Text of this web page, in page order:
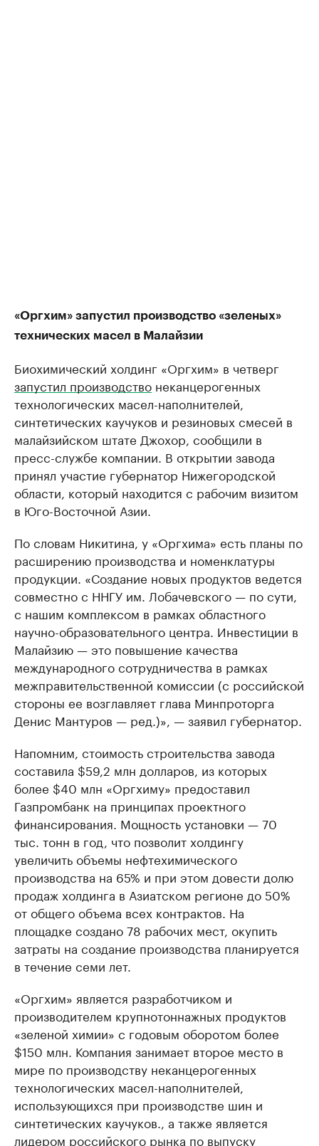
«Оргхим» запустил производство «зеленых»
технических масел в Малайзии
Биохимический холдинг «Оргхим» в четверг
запустил производство неканцерогенных
технологических масел-наполнителей,
синтетических каучуков и резиновых смесей в
малайзийском штате Джохор, сообщили в
пресс-службе компании. В открытии завода
принял участие губернатор Нижегородской
области, который находится с рабочим визитом
в Юго-Восточной Азии.
По словам Никитина, у «Оргхима» есть планы по
расширению производства и номенклатуры
продукции. «Создание новых продуктов ведется
совместно с ННГУ им. Лобачевского — по сути,
с нашим комплексом в рамках областного
научно-образовательного центра. Инвестиции в
Малайзию — это повышение качества
международного сотрудничества в рамках
межправительственной комиссии (с российской
стороны ее возглавляет глава Минпроторга
Денис Мантуров — ред.)», — заявил губернатор.
Напомним, стоимость строительства завода
составила $59,2 млн долларов, из которых
более $40 млн «Оргхиму» предоставил
Газпромбанк на принципах проектного
финансирования. Мощность установки — 70
тыс. тонн в год, что позволит холдингу
увеличить объемы нефтехимического
производства на 65% и при этом довести долю
продаж холдинга в Азиатском регионе до 50%
от общего объема всех контрактов. На
площадке создано 78 рабочих мест, окупить
затраты на создание производства планируется
в течение семи лет.
«Оргхим» является разработчиком и
производителем крупнотоннажных продуктов
«зеленой химии» с годовым оборотом более
$150 млн. Компания занимает второе место в
мире по производству неканцерогенных
технологических масел-наполнителей,
использующихся при производстве шин и
синтетических каучуков., а также является
лидером российского рынка по выпуску